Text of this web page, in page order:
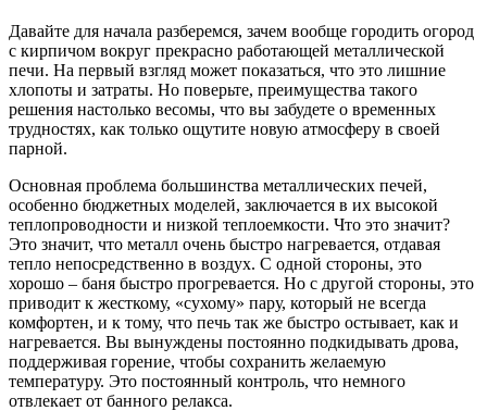
Давайте для начала разберемся, зачем вообще городить огород
с кирпичом вокруг прекрасно работающей металлической
печи. На первый взгляд может показаться, что это лишние
хлопоты и затраты. Но поверьте, преимущества такого
решения настолько весомы, что вы забудете о временных
трудностях, как только ощутите новую атмосферу в своей
парной.
Основная проблема большинства металлических печей,
особенно бюджетных моделей, заключается в их высокой
теплопроводности и низкой теплоемкости. Что это значит?
Это значит, что металл очень быстро нагревается, отдавая
тепло непосредственно в воздух. С одной стороны, это
хорошо – баня быстро прогревается. Но с другой стороны, это
приводит к жесткому, «сухому» пару, который не всегда
комфортен, и к тому, что печь так же быстро остывает, как и
нагревается. Вы вынуждены постоянно подкидывать дрова,
поддерживая горение, чтобы сохранить желаемую
температуру. Это постоянный контроль, что немного
отвлекает от банного релакса.